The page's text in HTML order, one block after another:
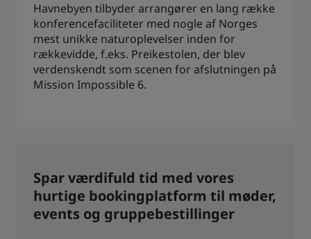
Kunlun Golden Tulip
Havnebyen tilbyder arrangører en lang række
konferencefaciliteter med nogle af Norges
mest unikke naturoplevelser inden for
rækkevidde, f.eks. Preikestolen, der blev
verdenskendt som scenen for afslutningen på
Mission Impossible 6.
Spar værdifuld tid med vores
hurtige bookingplatform til møder,
events og gruppebestillinger